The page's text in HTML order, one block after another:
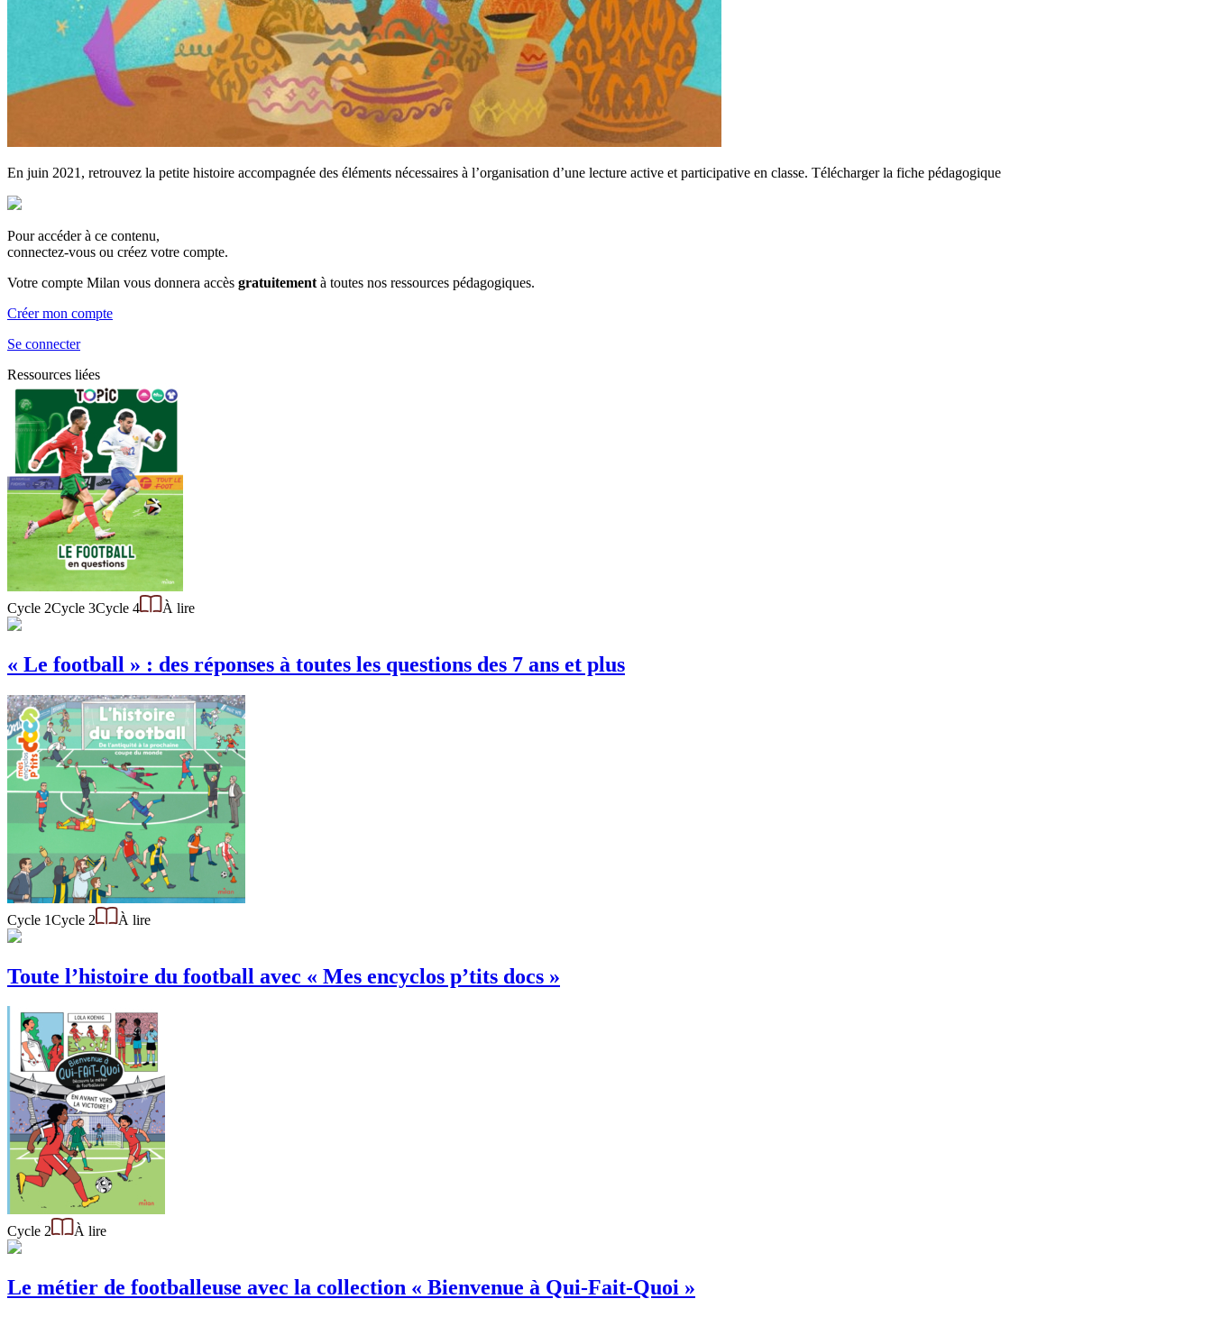
En juin 2021, retrouvez la petite histoire accompagnée des éléments nécessaires à l’organisation d’une lecture active et participative en classe. Télécharger la fiche pédagogique
Pour accéder à ce contenu,
connectez-vous ou créez votre compte.
Votre compte Milan vous donnera accès gratuitement à toutes nos ressources pédagogiques.
Créer mon compte
Se connecter
Ressources liées
Cycle 2Cycle 3Cycle 4 À lire
« Le football » : des réponses à toutes les questions des 7 ans et plus
Cycle 1Cycle 2 À lire
Toute l’histoire du football avec « Mes encyclos p’tits docs »
Cycle 2 À lire
Le métier de footballeuse avec la collection « Bienvenue à Qui-Fait-Quoi »